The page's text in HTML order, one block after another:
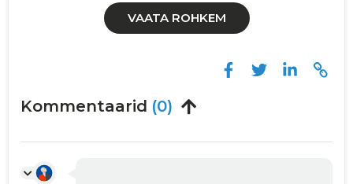
VAATA ROHKEM
Kommentaarid (0)